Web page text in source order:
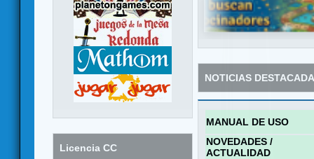
Licencia CC
NOTICIAS
MANUAL DE USO
NOVEDADES /
ACTUALIDAD